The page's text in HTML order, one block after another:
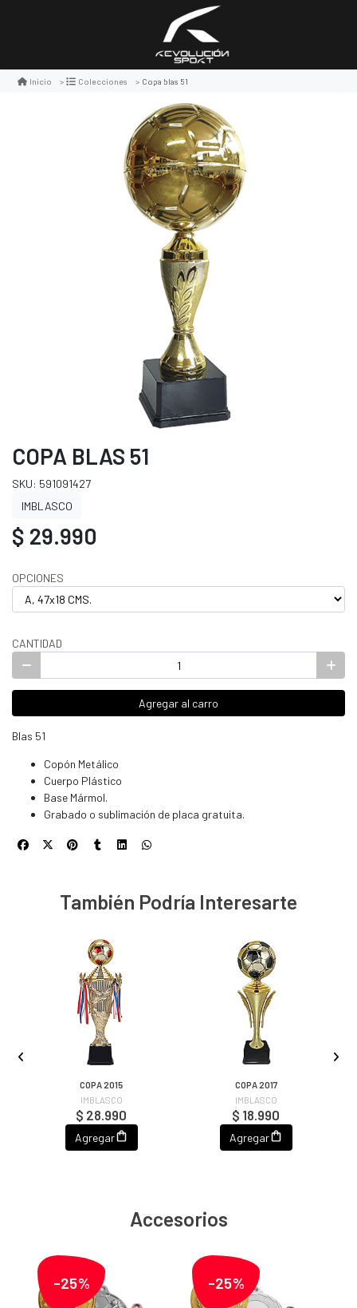
Inicio Colecciones Copa blas 51
COPA BLAS 51
SKU: 591091427
IMBLASCO
$ 29.990
OPCIONES
CANTIDAD
Agregar al carro
Blas 51
Copón Metálico
Cuerpo Plástico
Base Mármol.
Grabado o sublimación de placa gratuita.
También Podría Interesarte
COPA 2015
IMBLASCO
$ 28.990
Agregar
COPA 2017
IMBLASCO
$ 18.990
Agregar
Accesorios
-25% -25%